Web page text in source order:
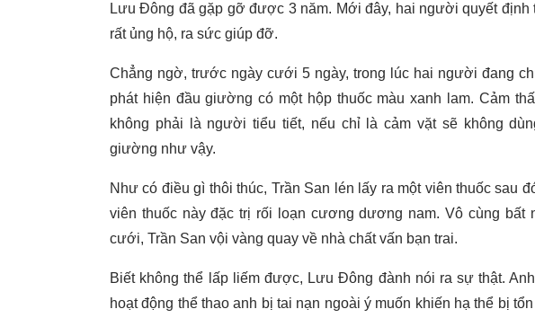
Lưu Đông đã gặp gỡ được 3 năm. Mới đây, hai người quyết
rất ủng hộ, ra sức giúp đỡ.
Chẳng ngờ, trước ngày cưới 5 ngày, trong lúc hai người đang
phát hiện đầu giường có một hộp thuốc màu xanh lam. Cảm
không phải là người tiểu tiết, nếu chỉ là cảm vặt sẽ không
giường như vậy.
Như có điều gì thôi thúc, Trần San lén lấy ra một viên thuốc sau
viên thuốc này đặc trị rối loạn cương dương nam. Vô cùng bất
cưới, Trần San vội vàng quay về nhà chất vấn bạn trai.
Biết không thể lấp liếm được, Lưu Đông đành nói ra sự thật.
hoạt động thể thao anh bị tai nạn ngoài ý muốn khiến hạ thể bị